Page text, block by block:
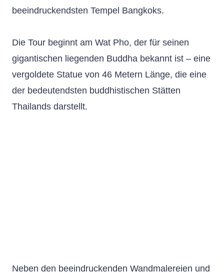
beeindruckendsten Tempel Bangkoks.
Die Tour beginnt am Wat Pho, der für seinen
gigantischen liegenden Buddha bekannt ist – eine
vergoldete Statue von 46 Metern Länge, die eine
der bedeutendsten buddhistischen Stätten
Thailands darstellt.
Neben den beeindruckenden Wandmalereien und